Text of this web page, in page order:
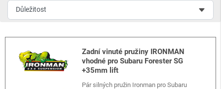
Zadní vinuté pružiny IRONMAN
vhodné pro Subaru Forester SG
+35mm lift
Pár silných pružin Ironman pro Subaru